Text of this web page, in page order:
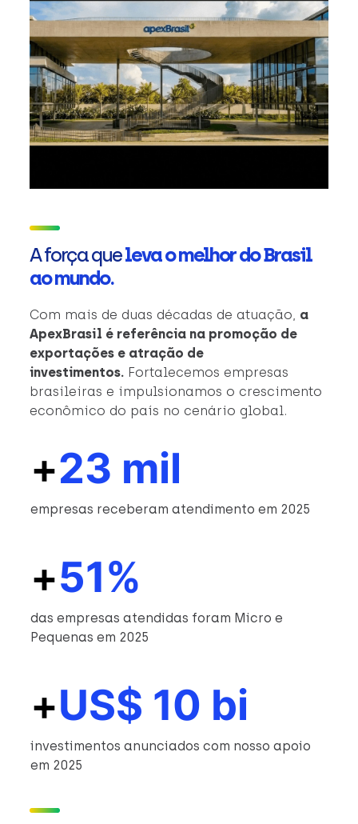
A força queleva o melhor do Brasil
ao mundo.
Com mais de duas décadas de atuação, a
ApexBrasil é referência na promoção de
exportações e atração de
investimentos. Fortalecemos empresas
brasileiras e impulsionamos o crescimento
econômico do país no cenário global.
+23 mil
empresas receberam atendimento em 2025
+51%
das empresas atendidas foram Micro e
Pequenas em 2025
+US$ 10 bi
investimentos anunciados com nosso apoio
em 2025